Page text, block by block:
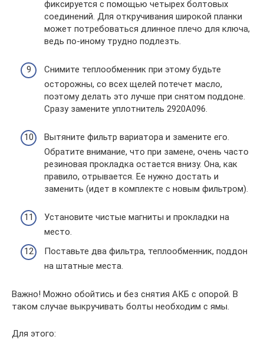
фиксируется с помощью четырех болтовых
соединений. Для откручивания широкой планки
может потребоваться длинное плечо для ключа,
ведь по-иному трудно подлезть.
Снимите теплообменник при этому будьте
осторожны, со всех щелей потечет масло,
поэтому делать это лучше при снятом поддоне.
Сразу замените уплотнитель 2920А096.
Вытяните фильтр вариатора и замените его.
Обратите внимание, что при замене, очень часто
резиновая прокладка остается внизу. Она, как
правило, отрывается. Ее нужно достать и
заменить (идет в комплекте с новым фильтром).
Установите чистые магниты и прокладки на
место.
Поставьте два фильтра, теплообменник, поддон
на штатные места.
Важно! Можно обойтись и без снятия АКБ с опорой. В
таком случае выкручивать болты необходим с ямы.
Для этого: